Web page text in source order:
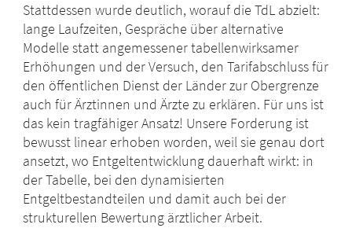
Stattdessen wurde deutlich, worauf die TdL abzielt:
lange Laufzeiten, Gespräche über alternative
Modelle statt angemessener tabellenwirksamer
Erhöhungen und der Versuch, den Tarifabschluss für
den öffentlichen Dienst der Länder zur Obergrenze
auch für Ärztinnen und Ärzte zu erklären. Für uns ist
das kein tragfähiger Ansatz! Unsere Forderung ist
bewusst linear erhoben worden, weil sie genau dort
ansetzt, wo Entgeltentwicklung dauerhaft wirkt: in
der Tabelle, bei den dynamisierten
Entgeltbestandteilen und damit auch bei der
strukturellen Bewertung ärztlicher Arbeit.